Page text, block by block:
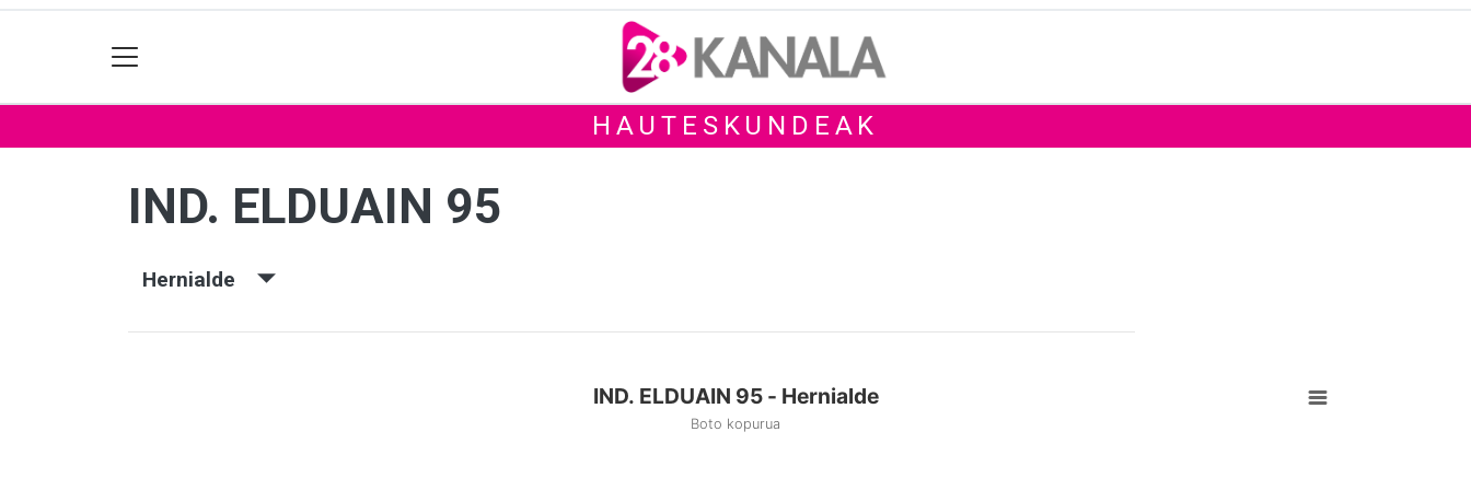
HAUTESKUNDEAK
IND. ELDUAIN 95
Hernialde
IND. ELDUAIN 95 - Hernialde
Boto kopurua